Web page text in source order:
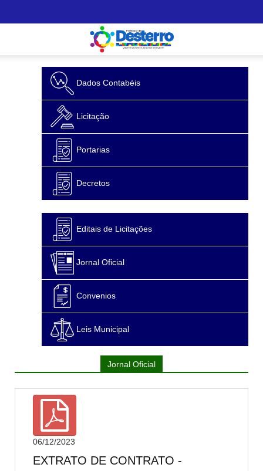
Dados Contabéis
Licitação
Portarias
Decretos
Editais de Licitações
Jornal Oficial
Convenios
Leis Municipal
Jornal Oficial
06/12/2023
EXTRATO DE CONTRATO -